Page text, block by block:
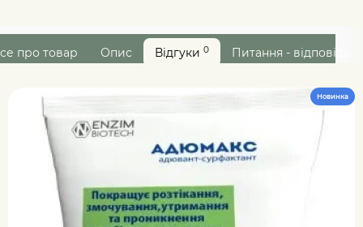
про товар Опис Відгуки 0 Питання - відповідь
Новинка